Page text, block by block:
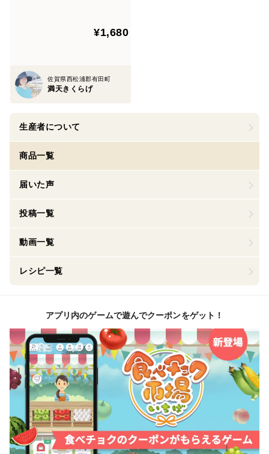
¥1,680
佐賀県西松浦郡有田町
満天きくらげ
生産者について
商品一覧
届いた声
投稿一覧
動画一覧
レシピ一覧
アプリ内のゲームで遊んでクーポンをゲット！